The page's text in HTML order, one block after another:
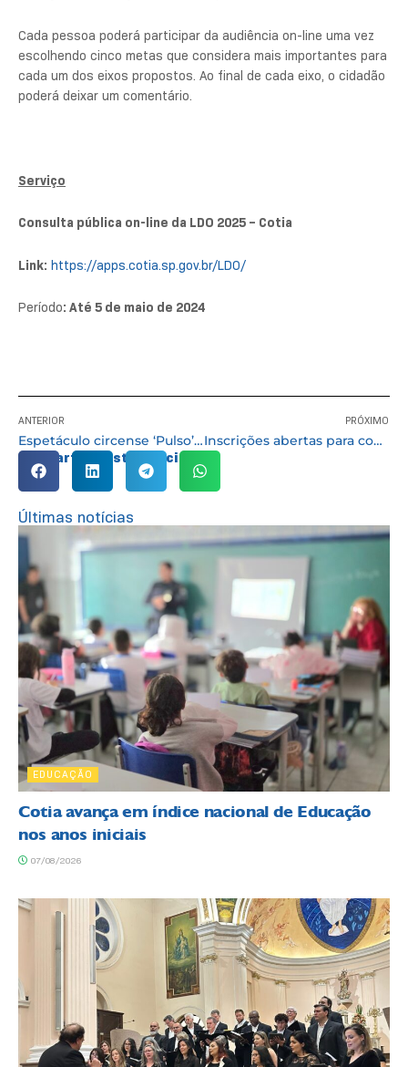
Cada pessoa poderá participar da audiência on-line uma vez
escolhendo cinco metas que considera mais importantes para
cada um dos eixos propostos. Ao final de cada eixo, o cidadão
poderá deixar um comentário.
Serviço
Consulta pública on-line da LDO 2025 – Cotia
Link: https://apps.cotia.sp.gov.br/LDO/
Período: Até 5 de maio de 2024
ANTERIOR
Espetáculo circense ‘Pulso’ será apresentado sábado, 27, no Parque Teresa Maia
PRÓXIMO
Inscrições abertas para concurso de Secretário de Escola e Vigia Municipal
Compartilhe esta notícia:
Últimas notícias
EDUCAÇÃO
Cotia avança em índice nacional de Educação
nos anos iniciais
07/08/2026